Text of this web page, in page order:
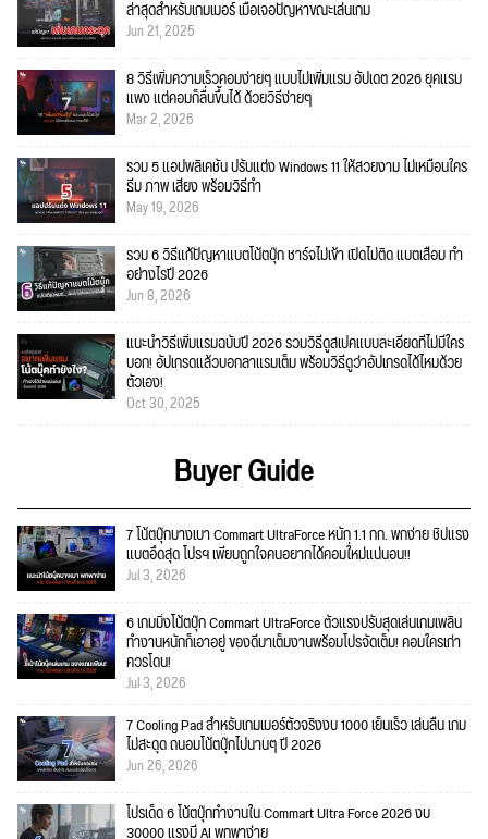
ล่าสุดสำหรับเกมเมอร์ เมื่อเจอปัญหาขณะเล่นเกม
Jun 21, 2025
8 วิธีเพิ่มความเร็วคอมง่ายๆ แบบไม่เพิ่มแรม อัปเดต 2026 ยุคแรม
แพง แต่คอมก็ลื่นขึ้นได้ ด้วยวิธีง่ายๆ
Mar 2, 2026
รวม 5 แอปพลิเคชัน ปรับแต่ง Windows 11 ให้สวยงาม ไม่เหมือนใคร
ธีม ภาพ เสียง พร้อมวิธีทำ
May 19, 2026
รวม 6 วิธีแก้ปัญหาแบตโน้ตบุ๊ก ชาร์จไม่เข้า เปิดไม่ติด แบตเสื่อม ทำ
อย่างไรปี 2026
Jun 8, 2026
แนะนำวิธีเพิ่มแรมฉบับปี 2026 รวมวิธีดูสเปคแบบละเอียดที่ไม่มีใคร
บอก! อัปเกรดแล้วบอกลาแรมเต็ม พร้อมวิธีดูว่าอัปเกรดได้ไหมด้วย
ตัวเอง!
Oct 30, 2025
Buyer Guide
7 โน้ตบุ๊กบางเบา Commart UltraForce หนัก 1.1 กก. พกง่าย ชิปแรง
แบตอึดสุด โปรฯ เพียบถูกใจคนอยากได้คอมใ่หม่แน่นอน!!
Jul 3, 2026
6 เกมมิ่งโน้ตบุ๊ก Commart UltraForce ตัวแรงปรับสุดเล่นเกมเพลิน
ทำงานหนักก็เอาอยู่ ของดีมาเต็มงานพร้อมโปรจัดเต็ม! คอมใครเก่า
ควรโดน!
Jul 3, 2026
7 Cooling Pad สำหรับเกมเมอร์ตัวจริงงบ 1000 เย็นเร็ว เล่นลื่น เกม
ไม่สะดุด ถนอมโน้ตบุ๊กไปนานๆ ปี 2026
Jun 26, 2026
โปรเด็ด 6 โน้ตบุ๊กทำงานใน Commart Ultra Force 2026 งบ